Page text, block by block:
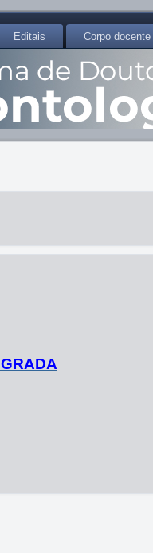
Editais Corpo docente